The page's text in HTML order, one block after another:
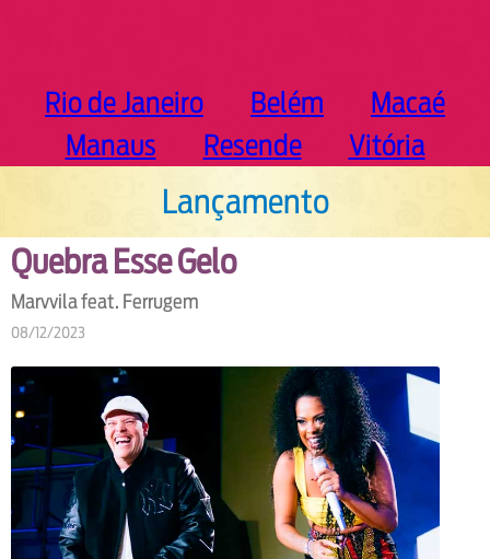
Rio de Janeiro Belém
Macaé
Manaus
Resende Vitória
Lançamento
Quebra Esse Gelo
Marvvila feat. Ferrugem
08/12/2023